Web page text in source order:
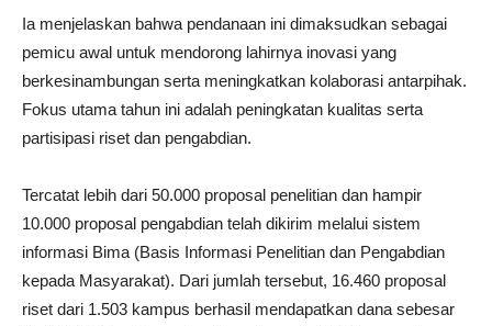
Ia menjelaskan bahwa pendanaan ini dimaksudkan sebagai
pemicu awal untuk mendorong lahirnya inovasi yang
berkesinambungan serta meningkatkan kolaborasi antarpihak.
Fokus utama tahun ini adalah peningkatan kualitas serta
partisipasi riset dan pengabdian.
Tercatat lebih dari 50.000 proposal penelitian dan hampir
10.000 proposal pengabdian telah dikirim melalui sistem
informasi Bima (Basis Informasi Penelitian dan Pengabdian
kepada Masyarakat). Dari jumlah tersebut, 16.460 proposal
riset dari 1.503 kampus berhasil mendapatkan dana sebesar